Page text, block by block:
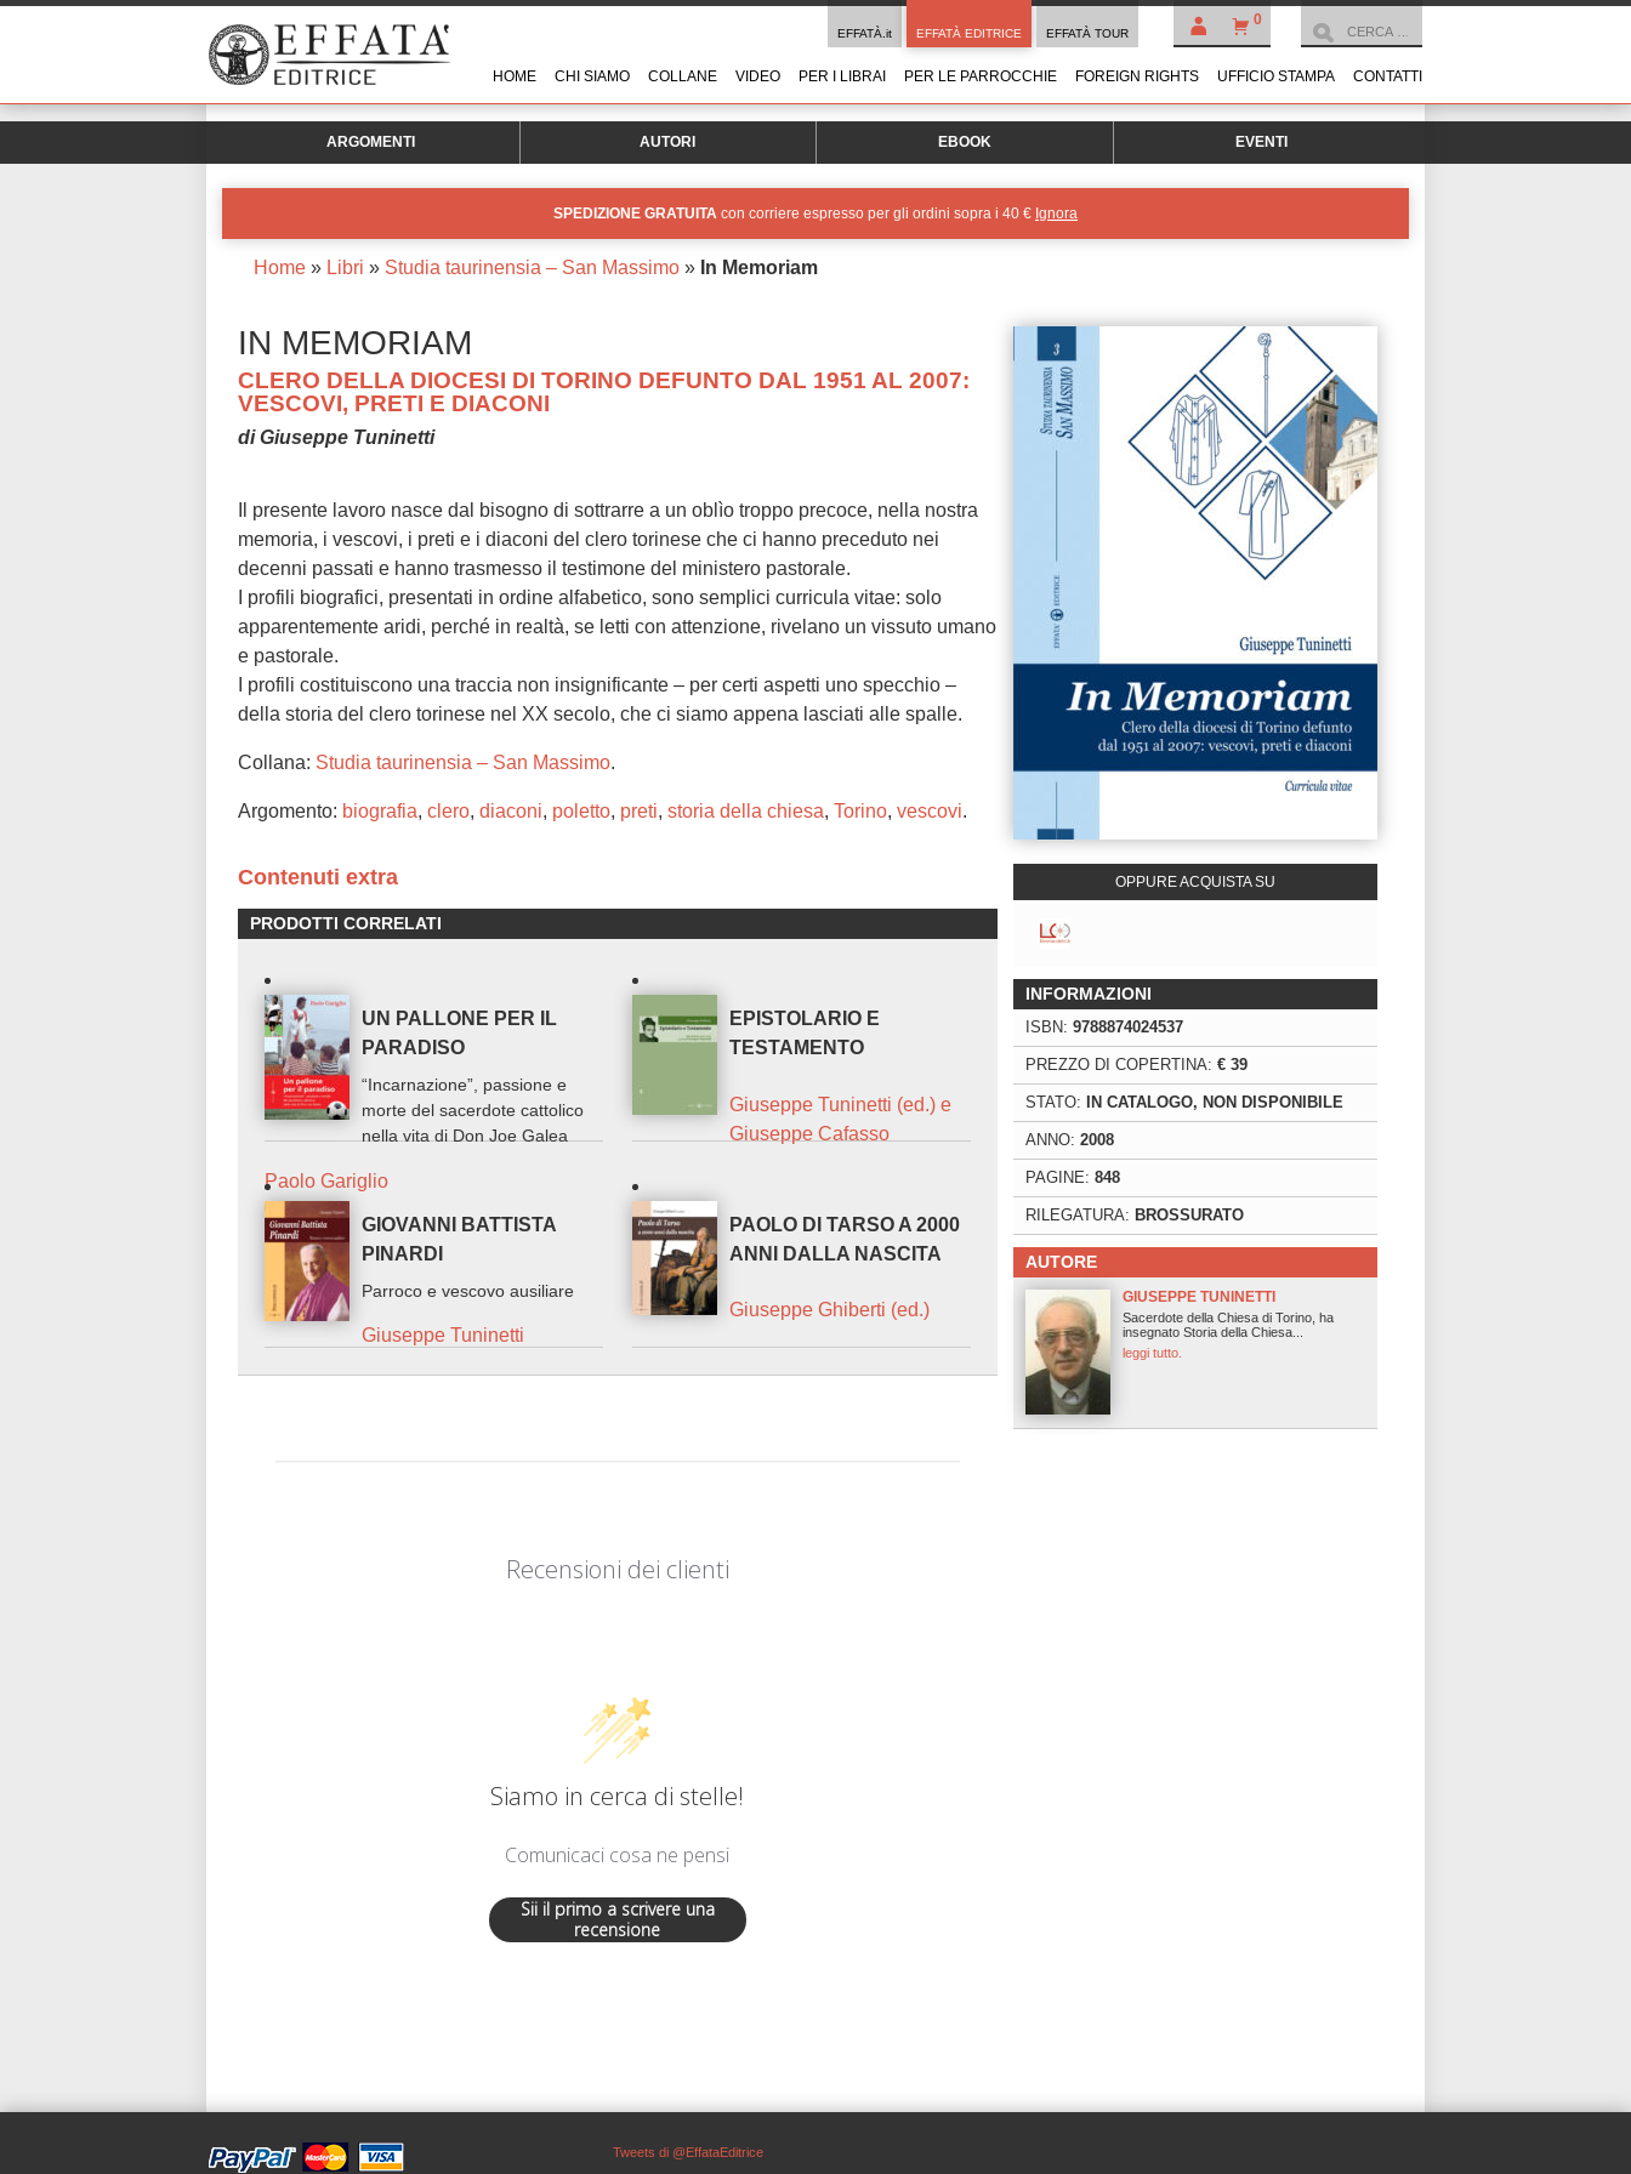
0
EFFATÀ.it EFFATÀ EDITRICE EFFATÀ TOUR
HOME CHI SIAMO COLLANE VIDEO PER I LIBRAI PER LE PARROCCHIE FOREIGN RIGHTS UFFICIO STAMPA CONTATTI
ARGOMENTI AUTORI EBOOK EVENTI
SPEDIZIONE GRATUITA con corriere espresso per gli ordini sopra i 40 € Ignora
Home » Libri » Studia taurinensia – San Massimo » In Memoriam
OPPURE ACQUISTA SU
INFORMAZIONI
ISBN: 9788874024537
PREZZO DI COPERTINA: € 39
STATO: IN CATALOGO, NON DISPONIBILE
ANNO: 2008
PAGINE: 848
RILEGATURA: BROSSURATO
AUTORE
GIUSEPPE TUNINETTI
Sacerdote della Chiesa di Torino, ha
insegnato Storia della Chiesa...
leggi tutto.
IN MEMORIAM
CLERO DELLA DIOCESI DI TORINO DEFUNTO DAL 1951 AL 2007:
VESCOVI, PRETI E DIACONI
di Giuseppe Tuninetti
Il presente lavoro nasce dal bisogno di sottrarre a un oblìo troppo precoce, nella nostra
memoria, i vescovi, i preti e i diaconi del clero torinese che ci hanno preceduto nei
decenni passati e hanno trasmesso il testimone del ministero pastorale.
I profili biografici, presentati in ordine alfabetico, sono semplici curricula vitae: solo
apparentemente aridi, perché in realtà, se letti con attenzione, rivelano un vissuto umano
e pastorale.
I profili costituiscono una traccia non insignificante – per certi aspetti uno specchio –
della storia del clero torinese nel XX secolo, che ci siamo appena lasciati alle spalle.
Collana: Studia taurinensia – San Massimo.
Argomento: biografia, clero, diaconi, poletto, preti, storia della chiesa, Torino, vescovi.
Contenuti extra
PRODOTTI CORRELATI
UN PALLONE PER IL
PARADISO
“Incarnazione”, passione e
morte del sacerdote cattolico
nella vita di Don Joe Galea
Paolo Gariglio
EPISTOLARIO E
TESTAMENTO
Giuseppe Tuninetti (ed.) e
Giuseppe Cafasso
GIOVANNI BATTISTA
PINARDI
Parroco e vescovo ausiliare
Giuseppe Tuninetti
PAOLO DI TARSO A 2000
ANNI DALLA NASCITA
Giuseppe Ghiberti (ed.)
Recensioni dei clienti
Siamo in cerca di stelle!
Comunicaci cosa ne pensi
Sii il primo a scrivere una
recensione
Tweets di @EffataEditrice